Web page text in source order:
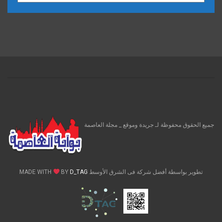
جميع الحقوق محفوظة لـ جريدة وموقع _ مجلة العاصمة
تطوير بواسطة أفضل شركة فى الشرق الأوسط MADE WITH BY D_TAG